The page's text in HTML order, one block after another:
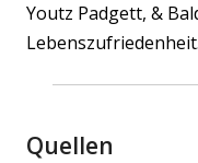
Youtz Pad­gett, &
Lebenszufriedenheit.
Quellen